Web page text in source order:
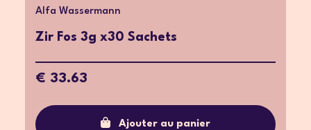
Alfa Wassermann
Zir Fos 3g x30 Sachets
€ 33.63
Ajouter au panier